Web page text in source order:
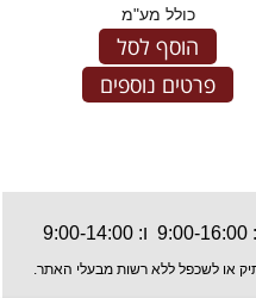
כולל מע"מ
הוסף לסל
פרטים נוספים
או לשכפל ללא רשות מבעלי האתר.